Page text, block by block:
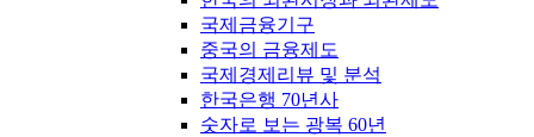
국제금융기구
중국의 금융제도
국제경제리뷰 및 분석
한국은행 70년사
숫자로 보는 광복 60년